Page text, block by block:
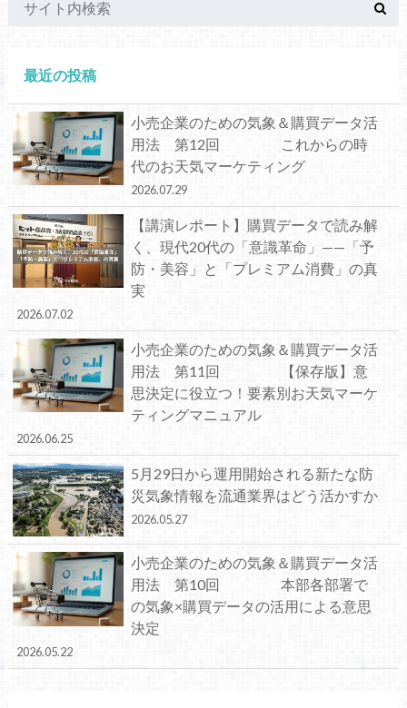
最近の投稿
小売企業のための気象＆購買データ活
用法 第12回 これからの時
代のお天気マーケティング
2026.07.29
【講演レポート】購買データで読み解
く、現代20代の「意識革命」——「予
防・美容」と「プレミアム消費」の真
実
2026.07.02
小売企業のための気象＆購買データ活
用法 第11回 【保存版】意
思決定に役立つ！要素別お天気マーケ
ティングマニュアル
2026.06.25
5月29日から運用開始される新たな防
災気象情報を流通業界はどう活かすか
2026.05.27
小売企業のための気象＆購買データ活
用法 第10回 本部各部署で
の気象×購買データの活用による意思
決定
2026.05.22